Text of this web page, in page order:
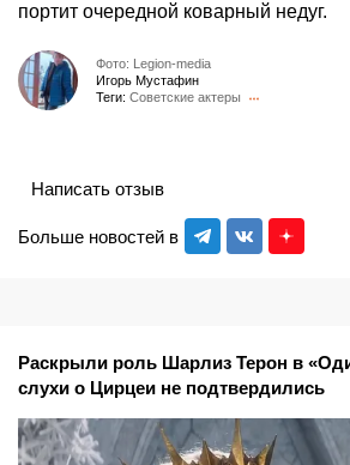
портит очередной коварный недуг.
Фото: Legion-media
Игорь Мустафин
Теги: Советские актеры
Больше новостей в
Написать отзыв
Раскрыли роль Шарлиз Терон в
слухи о Цирцеи не подтвердились